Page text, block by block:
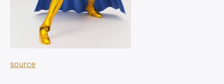
source
Rechercher